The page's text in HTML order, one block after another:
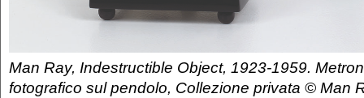
Man Ray, Indestructible Object, 1923-1959.
fotografico sul pendolo, Collezione privata © Man